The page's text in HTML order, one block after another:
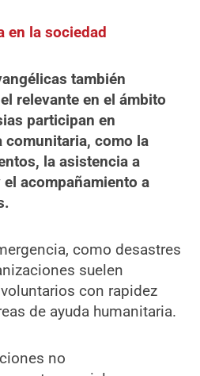
en la sociedad
también
relevante en el ámbito
participan en
comunitaria, como la
la asistencia a
acompañamiento a
como desastres
suelen
con rapidez
de ayuda humanitaria.
no